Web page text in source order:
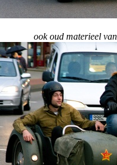
ook oud materieel